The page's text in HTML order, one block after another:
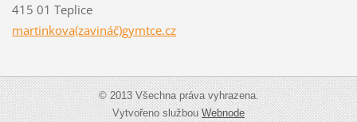
415 01 Teplice
martinkova(zavináč)gymtce.cz
© 2013 Všechna práva vyhrazena.
Vytvořeno službouWebnode